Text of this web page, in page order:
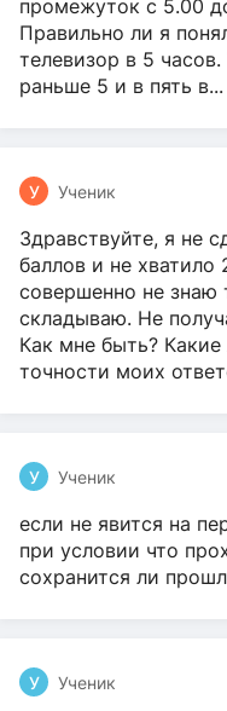
промежуток с 5.00
Правильно ли я
телевизор в 5
раньше 5 и в пять в...
У Ученик
Здравствуйте, я не
баллов и не хватило
совершенно не знаю
складываю. Не
Как мне быть?
точности моих
У Ученик
если не явится на
при условии что
сохранится ли
У Ученик